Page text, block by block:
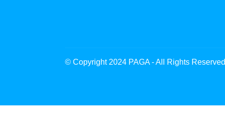
© Copyright 2024 PAGA - All Rights Reserved